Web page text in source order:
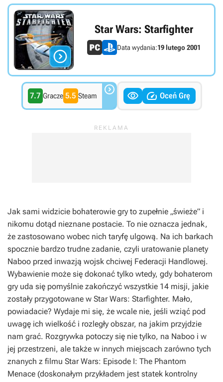

Star Wars: Starfighter
Data wydania:19 lutego 2001
7.7 Gracze 5.5 Steam    Oceń Grę
Jak sami widzicie bohaterowie gry to zupełnie „świeże” i
nikomu dotąd nieznane postacie. To nie oznacza jednak,
że zastosowano wobec nich taryfę ulgową. Na ich barkach
spocznie bardzo trudne zadanie, czyli uratowanie planety
Naboo przed inwazją wojsk chciwej Federacji Handlowej.
Wybawienie może się dokonać tylko wtedy, gdy bohaterom
gry uda się pomyślnie zakończyć wszystkie 14 misji, jakie
zostały przygotowane w Star Wars: Starfighter. Mało,
powiadacie? Wydaje mi się, że wcale nie, jeśli wziąć pod
uwagę ich wielkość i rozległy obszar, na jakim przyjdzie
nam grać. Rozgrywka potoczy się nie tylko, na Naboo i w
jej przestrzeni, ale także w innych miejscach zarówno tych
znanych z filmu Star Wars: Episode I: The Phantom
Menace (doskonałym przykładem jest statek kontrolny